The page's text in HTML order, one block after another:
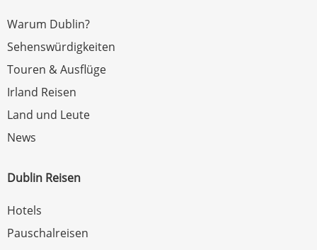
Warum Dublin?
Sehenswürdigkeiten
Touren & Ausflüge
Irland Reisen
Land und Leute
News
Dublin Reisen
Hotels
Pauschalreisen